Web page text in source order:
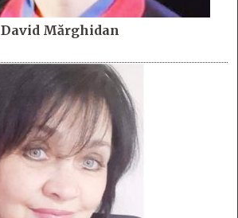
David Mărghidan